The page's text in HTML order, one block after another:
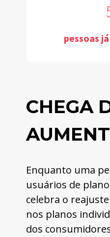
pessoas
CHEGA
Enquanto uma
usuários de
celebra o
nos planos
dos